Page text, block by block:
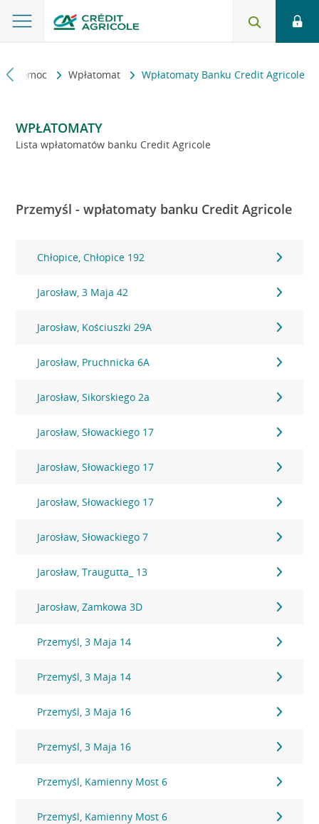
i pomoc Wpłatomat Wpłatomaty Banku Credit Agricole
WPŁATOMATY
Lista wpłatomatów banku Credit Agricole
Przemyśl - wpłatomaty banku Credit Agricole
Chłopice, Chłopice 192
Jarosław, 3 Maja 42
Jarosław, Kościuszki 29A
Jarosław, Pruchnicka 6A
Jarosław, Sikorskiego 2a
Jarosław, Słowackiego 17
Jarosław, Słowackiego 17
Jarosław, Słowackiego 17
Jarosław, Słowackiego 7
Jarosław, Traugutta_ 13
Jarosław, Zamkowa 3D
Przemyśl, 3 Maja 14
Przemyśl, 3 Maja 14
Przemyśl, 3 Maja 16
Przemyśl, 3 Maja 16
Przemyśl, Kamienny Most 6
Przemyśl, Kamienny Most 6